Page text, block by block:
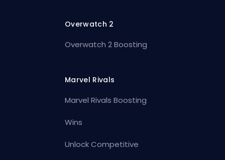
Overwatch 2
Overwatch 2 Boosting
Marvel Rivals
Marvel Rivals Boosting
Wins
Unlock Competitive